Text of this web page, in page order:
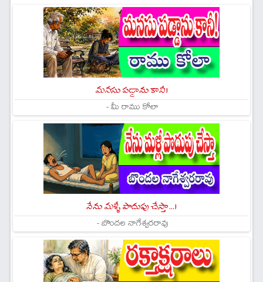
మనసు పడ్డాను కానీ!
- మీ రాము కోలా
నేను మళ్ళీ పొదుపు చేస్తా...!
- బొందల నాగేశ్వరరావు